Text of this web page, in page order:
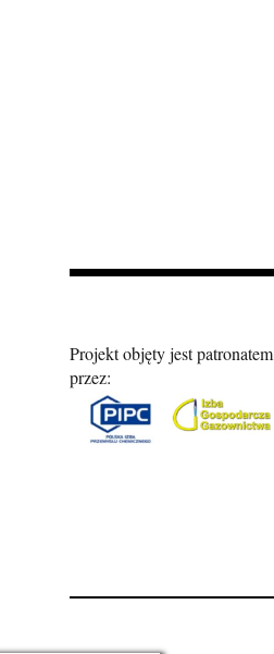
Projekt objęty jest patronatem
przez: